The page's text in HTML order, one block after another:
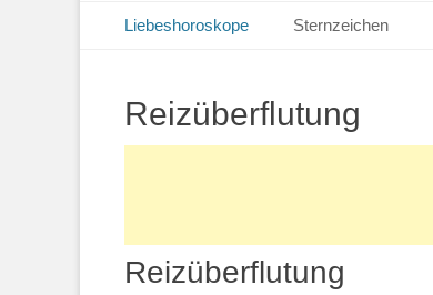
Primäres Menü
Inhalt
Liebeshoroskope Sternzeichen
Reizüberflutung
Reizüberflutung